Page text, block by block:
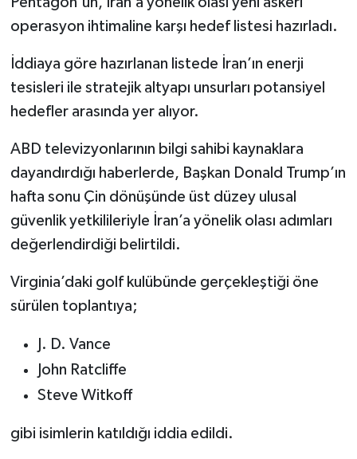
operasyon ihtimaline karşı hedef listesi hazırladı.
İddiaya göre hazırlanan listede İran’ın enerji
tesisleri ile stratejik altyapı unsurları potansiyel
hedefler arasında yer alıyor.
ABD televizyonlarının bilgi sahibi kaynaklara
dayandırdığı haberlerde, Başkan Donald Trump’ın
hafta sonu Çin dönüşünde üst düzey ulusal
güvenlik yetkilileriyle İran’a yönelik olası adımları
değerlendirdiği belirtildi.
Virginia’daki golf kulübünde gerçekleştiği öne
sürülen toplantıya;
J. D. Vance
John Ratcliffe
Steve Witkoff
gibi isimlerin katıldığı iddia edildi.